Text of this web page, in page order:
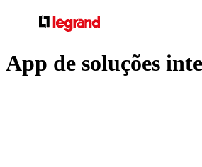
App de soluções